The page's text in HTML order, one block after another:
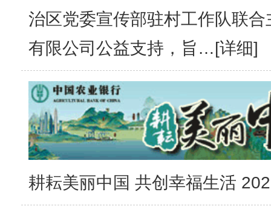
治区党委宣传部驻村工作队联
有限公司公益支持，旨…[详细]
耕耘美丽中国 共创幸福生活